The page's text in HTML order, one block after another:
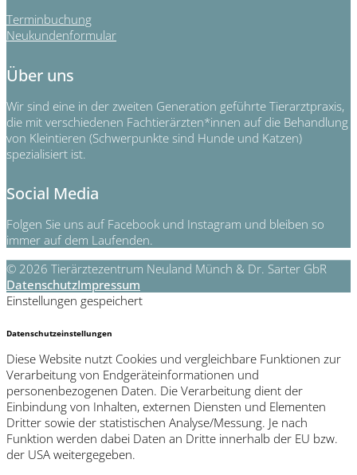
Terminbuchung
Neukundenformular
Über uns
Wir sind eine in der zweiten Generation geführte Tierarztpraxis,
die mit verschiedenen Fachtierärzten*innen auf die Behandlung
von Kleintieren (Schwerpunkte sind Hunde und Katzen)
spezialisiert ist.
Social Media
Folgen Sie uns auf Facebook und Instagram und bleiben so
immer auf dem Laufenden.
© 2026 Tierärztezentrum Neuland Münch & Dr. Sarter GbR
DatenschutzImpressum
Einstellungen gespeichert
Datenschutzeinstellungen
Diese Website nutzt Cookies und vergleichbare Funktionen zur
Verarbeitung von Endgeräteinformationen und
personenbezogenen Daten. Die Verarbeitung dient der
Einbindung von Inhalten, externen Diensten und Elementen
Dritter sowie der statistischen Analyse/Messung. Je nach
Funktion werden dabei Daten an Dritte innerhalb der EU bzw.
der USA weitergegeben.